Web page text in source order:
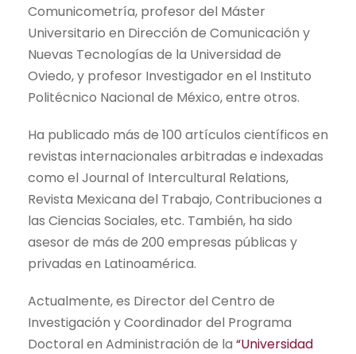
Comunicometría, profesor del Máster
Universitario en Dirección de Comunicación y
Nuevas Tecnologías de la Universidad de
Oviedo, y profesor Investigador en el Instituto
Politécnico Nacional de México, entre otros.
Ha publicado más de 100 artículos científicos en
revistas internacionales arbitradas e indexadas
como el Journal of Intercultural Relations,
Revista Mexicana del Trabajo, Contribuciones a
las Ciencias Sociales, etc. También, ha sido
asesor de más de 200 empresas públicas y
privadas en Latinoamérica.
Actualmente, es Director del Centro de
Investigación y Coordinador del Programa
Doctoral en Administración de la “Universidad